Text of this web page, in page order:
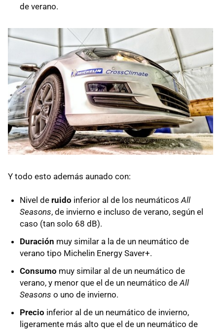
de verano.
Y todo esto además aunado con:
Nivel de ruido inferior al de los neumáticos All
Seasons, de invierno e incluso de verano, según el
caso (tan solo 68 dB).
Duración muy similar a la de un neumático de
verano tipo Michelin Energy Saver+.
Consumo muy similar al de un neumático de
verano, y menor que el de un neumático de All
Seasons o uno de invierno.
Precio inferior al de un neumático de invierno,
ligeramente más alto que el de un neumático de